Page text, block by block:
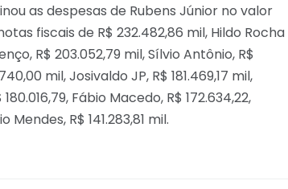
as despesas de Rubens Júnior no valor
fiscais de R$ 232.482,86 mil, Hildo Rocha
R$ 203.052,79 mil, Sílvio Antônio, R$
mil, Josivaldo JP, R$ 181.469,17 mil,
Fábio Macedo, R$ 172.634,22,
Mendes, R$ 141.283,81 mil.